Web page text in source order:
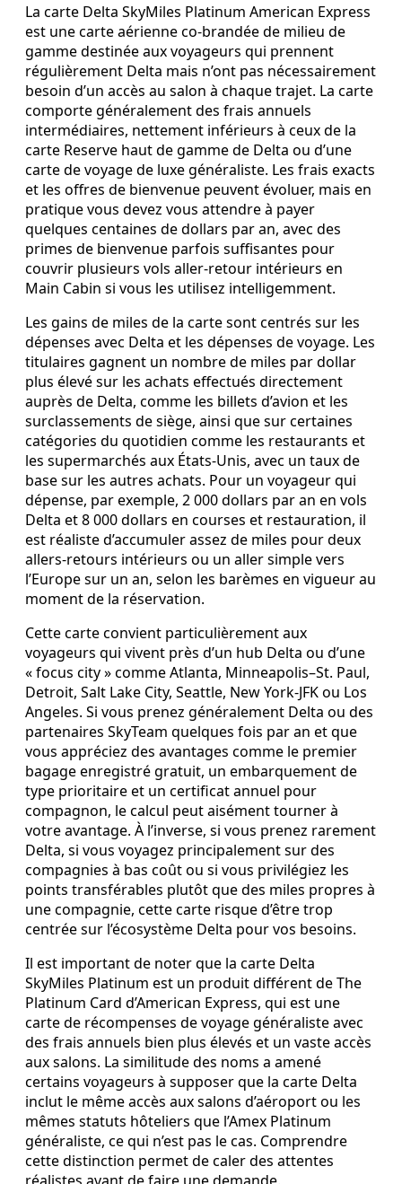
La carte Delta SkyMiles Platinum American Express
est une carte aérienne co‑brandée de milieu de
gamme destinée aux voyageurs qui prennent
régulièrement Delta mais n’ont pas nécessairement
besoin d’un accès au salon à chaque trajet. La carte
comporte généralement des frais annuels
intermédiaires, nettement inférieurs à ceux de la
carte Reserve haut de gamme de Delta ou d’une
carte de voyage de luxe généraliste. Les frais exacts
et les offres de bienvenue peuvent évoluer, mais en
pratique vous devez vous attendre à payer
quelques centaines de dollars par an, avec des
primes de bienvenue parfois suffisantes pour
couvrir plusieurs vols aller‑retour intérieurs en
Main Cabin si vous les utilisez intelligemment.
Les gains de miles de la carte sont centrés sur les
dépenses avec Delta et les dépenses de voyage. Les
titulaires gagnent un nombre de miles par dollar
plus élevé sur les achats effectués directement
auprès de Delta, comme les billets d’avion et les
surclassements de siège, ainsi que sur certaines
catégories du quotidien comme les restaurants et
les supermarchés aux États‑Unis, avec un taux de
base sur les autres achats. Pour un voyageur qui
dépense, par exemple, 2 000 dollars par an en vols
Delta et 8 000 dollars en courses et restauration, il
est réaliste d’accumuler assez de miles pour deux
allers‑retours intérieurs ou un aller simple vers
l’Europe sur un an, selon les barèmes en vigueur au
moment de la réservation.
Cette carte convient particulièrement aux
voyageurs qui vivent près d’un hub Delta ou d’une
« focus city » comme Atlanta, Minneapolis–St. Paul,
Detroit, Salt Lake City, Seattle, New York‑JFK ou Los
Angeles. Si vous prenez généralement Delta ou des
partenaires SkyTeam quelques fois par an et que
vous appréciez des avantages comme le premier
bagage enregistré gratuit, un embarquement de
type prioritaire et un certificat annuel pour
compagnon, le calcul peut aisément tourner à
votre avantage. À l’inverse, si vous prenez rarement
Delta, si vous voyagez principalement sur des
compagnies à bas coût ou si vous privilégiez les
points transférables plutôt que des miles propres à
une compagnie, cette carte risque d’être trop
centrée sur l’écosystème Delta pour vos besoins.
Il est important de noter que la carte Delta
SkyMiles Platinum est un produit différent de The
Platinum Card d’American Express, qui est une
carte de récompenses de voyage généraliste avec
des frais annuels bien plus élevés et un vaste accès
aux salons. La similitude des noms a amené
certains voyageurs à supposer que la carte Delta
inclut le même accès aux salons d’aéroport ou les
mêmes statuts hôteliers que l’Amex Platinum
généraliste, ce qui n’est pas le cas. Comprendre
cette distinction permet de caler des attentes